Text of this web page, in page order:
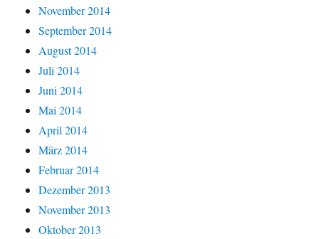
November 2014
September 2014
August 2014
Juli 2014
Juni 2014
Mai 2014
April 2014
März 2014
Februar 2014
Dezember 2013
November 2013
Oktober 2013